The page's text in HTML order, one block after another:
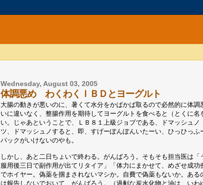
Wednesday, August 03, 2005
体調悪め わくわくＩＢＤとヨーグルト
大腸の動きが悪いのに、暑くて水分をかぱかぱ取るので必然的に体
いに違いなく、整腸作用を期待してヨーグルトを食べると（とくに
い。じゃあということで、ＬＢ８１上級ジョブである、ドマッシュ
ツ、ドマッシュノすると、即、すげーぽんぽんいたーい、ひっひっ
パックがいけないのやも。
しかし、あと二日ちょいで終わる。がんばろう。そもそも担当医は
服用後三日で副作用が出てリタイア」「体力にまかせて、めざせ成
でホイヤー。偽薬を掴まされないマシか。自費で偽薬もないか。あ
は報告しないでおいて、がんばろう。（過剰な炭水化物と油は、いわ